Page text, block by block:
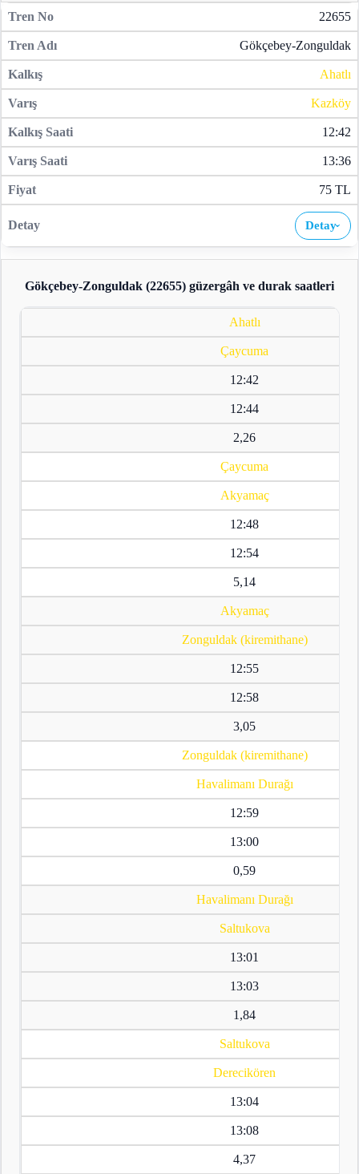
22655
Gökçebey-Zonguldak
Ahatlı
Kazköy
12:42
13:36
75 TL
Detay›
Gökçebey-Zonguldak (22655) güzergâh ve durak saatleri
Ahatlı
Çaycuma
12:42
12:44
2,26
Çaycuma
Akyamaç
12:48
12:54
5,14
Akyamaç
Zonguldak (kiremithane)
12:55
12:58
3,05
Zonguldak (kiremithane)
Havalimanı Durağı
12:59
13:00
0,59
Havalimanı Durağı
Saltukova
13:01
13:03
1,84
Saltukova
Derecikören
13:04
13:08
4,37